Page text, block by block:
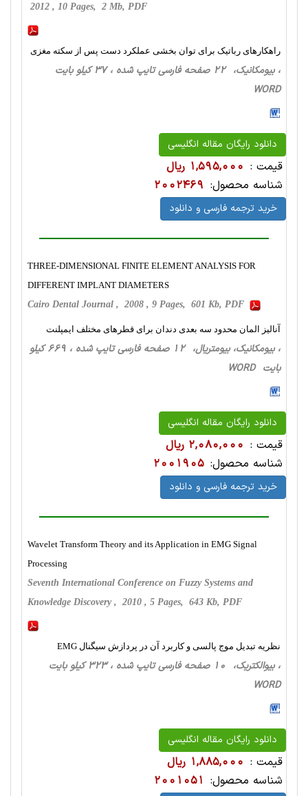
2012 , 10 Pages, 2 Mb, PDF
راهکارهای رباتیک برای توان بخشی عملکرد دست پس از سکته مغزی
، بیومکانیک، 22 صفحه فارسی تایپ شده ، 37 کیلو بایت
WORD
دانلود رایگان مقاله انگلیسی
قیمت : 1,595,000 ریال
شناسه محصول: 2002469
خرید ترجمه فارسی و دانلود
THREE-DIMENSIONAL FINITE ELEMENT ANALYSIS FOR
DIFFERENT IMPLANT DIAMETERS
Cairo Dental Journal , 2008 , 9 Pages, 601 Kb, PDF
آنالیز المان محدود سه بعدی دندان برای قطرهای مختلف ایمپلنت
، بیومکانیک، بیومتریال، 12 صفحه فارسی تایپ شده ، 669 کیلو
بایت WORD
دانلود رایگان مقاله انگلیسی
قیمت : 2,080,000 ریال
شناسه محصول: 2001905
خرید ترجمه فارسی و دانلود
Wavelet Transform Theory and its Application in EMG Signal
Processing
Seventh International Conference on Fuzzy Systems and
Knowledge Discovery , 2010 , 5 Pages, 643 Kb, PDF
نظریه تبدیل موج پالسی و کاربرد آن در پردازش سیگنال EMG
، بیوالکتریک، 10 صفحه فارسی تایپ شده ، 323 کیلو بایت
WORD
دانلود رایگان مقاله انگلیسی
قیمت : 1,885,000 ریال
شناسه محصول: 2001051